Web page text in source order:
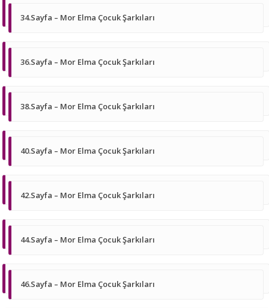
34.Sayfa – Mor Elma Çocuk Şarkıları
36.Sayfa – Mor Elma Çocuk Şarkıları
38.Sayfa – Mor Elma Çocuk Şarkıları
40.Sayfa – Mor Elma Çocuk Şarkıları
42.Sayfa – Mor Elma Çocuk Şarkıları
44.Sayfa – Mor Elma Çocuk Şarkıları
46.Sayfa – Mor Elma Çocuk Şarkıları